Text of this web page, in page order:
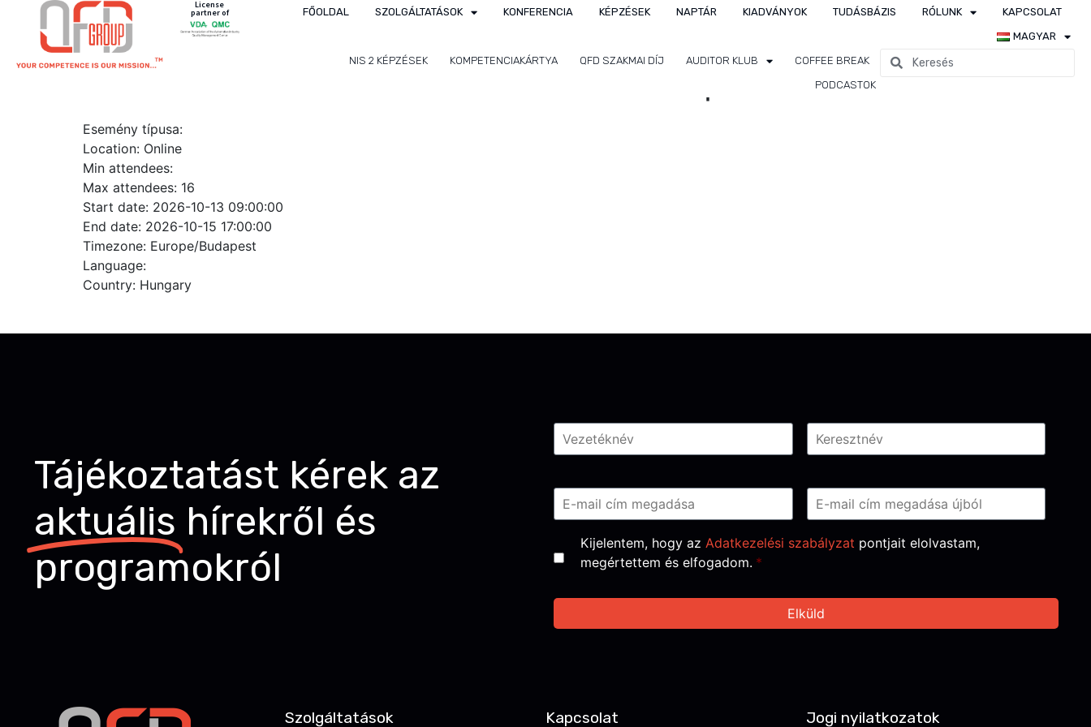
License
partner of FŐOLDAL SZOLGÁLTATÁSOK KONFERENCIA KÉPZÉSEK NAPTÁR KIADVÁNYOK TUDÁSBÁZIS RÓLUNK
KAPCSOLAT
MAGYAR
NIS 2 KÉPZÉSEK
KOMPETENCIAKÁRTYA QFD SZAKMAI DÍJ AUDITOR KLUB
COFFEE BREAK
PODCASTOK
Esemény típusa:
Location: Online
Min attendees:
Max attendees: 16
Start date: 2026-10-13 09:00:00
End date: 2026-10-15 17:00:00
Timezone: Europe/Budapest
Language:
Country: Hungary
Tájékoztatást kérek az
aktuális hírekről és
programokról
Név *
Email *
Consent *
Kijelentem, hogy az Adatkezelési szabályzat pontjait elolvastam,
megértettem és elfogadom. *
Szolgáltatások Kapcsolat Jogi nyilatkozatok